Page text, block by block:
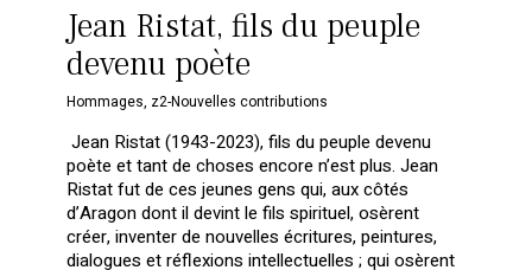
Jean Ristat, fils du peuple
devenu poète
Hommages, z2-Nouvelles contributions
Jean Ristat (1943-2023), fils du peuple devenu
poète et tant de choses encore n’est plus. Jean
Ristat fut de ces jeunes gens qui, aux côtés
d’Aragon dont il devint le fils spirituel, osèrent
créer, inventer de nouvelles écritures, peintures,
dialogues et réflexions intellectuelles ; qui osèrent